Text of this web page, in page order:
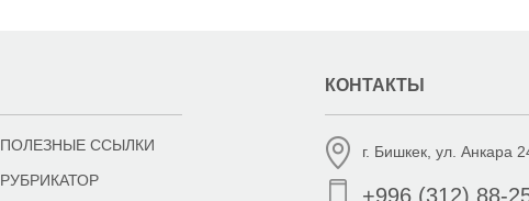
ПОЛЕЗНЫЕ ССЫЛКИ
РУБРИКАТОР
КОНТАКТЫ
г. Бишкек, ул. Анкара
+996 (312) 88-